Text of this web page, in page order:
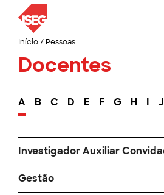
Início/ Pessoas
Docentes
A B C D E F G H I J
Investigador Auxiliar
Gestão